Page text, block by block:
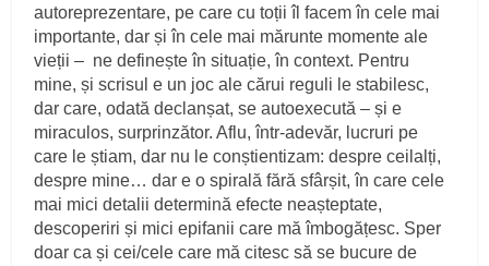
autoreprezentare, pe care cu toții îl facem în cele mai
importante, dar și în cele mai mărunte momente ale
vieții – ne definește în situație, în context. Pentru
mine, și scrisul e un joc ale cărui reguli le stabilesc,
dar care, odată declanșat, se autoexecută – și e
miraculos, surprinzător. Aflu, într-adevăr, lucruri pe
care le știam, dar nu le conștientizam: despre ceilalți,
despre mine… dar e o spirală fără sfârșit, în care cele
mai mici detalii determină efecte neașteptate,
descoperiri și mici epifanii care mă îmbogățesc. Sper
doar ca și cei/cele care mă citesc să se bucure de